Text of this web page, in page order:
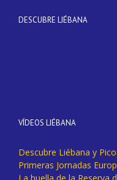
DESCUBRE LIÉBANA
VÍDEOS LIÉBANA
Descubre Liébana y
Primeras Jornadas
La huella de la Reserva